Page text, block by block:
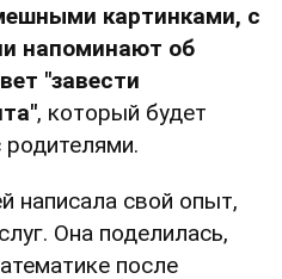
картинками, с
напоминают об
"завести
, который будет
написала свой опыт,
Она поделилась,
после